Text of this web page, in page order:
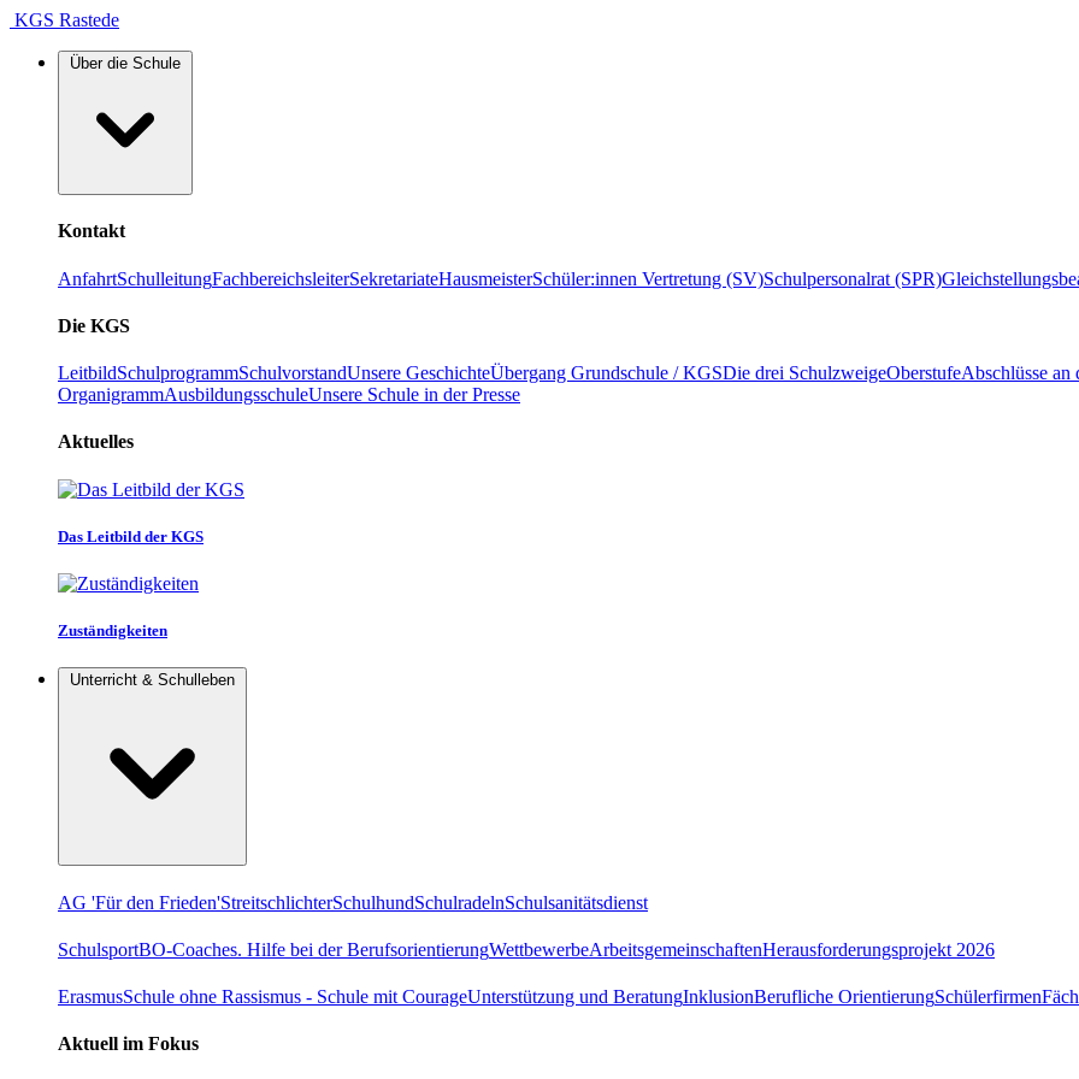
KGS Rastede
Über die Schule
Kontakt
AnfahrtSchulleitungFachbereichsleiterSekretariateHausmeisterSchüler:innen Vertretung (SV)Schulpersonalrat (SPR)
Die KGS
LeitbildSchulprogrammSchulvorstandUnsere GeschichteÜbergang Grundschule / KGSDie drei SchulzweigeOberstufeAbschlüsse an
OrganigrammAusbildungsschuleUnsere Schule in der Presse
Aktuelles
Das Leitbild der KGS
Zuständigkeiten
Unterricht & Schulleben
AG 'Für den Frieden'StreitschlichterSchulhundSchulradelnSchulsanitätsdienst
SchulsportBO-Coaches. Hilfe bei der BerufsorientierungWettbewerbeArbeitsgemeinschaftenHerausforderungsprojekt 2026
ErasmusSchule ohne Rassismus - Schule mit CourageUnterstützung und BeratungInklusionBerufliche OrientierungSchülerfirmen
Aktuell im Fokus